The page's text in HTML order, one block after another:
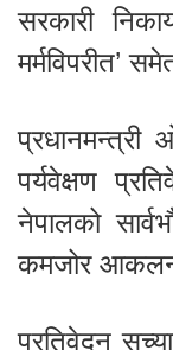
सरकारी
मर्मविपरीत’
प्रधानमन्त्री
पर्यवेक्षण
नेपालको
कमजोर आकलन
प्रतिवेदन